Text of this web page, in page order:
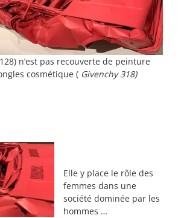
n’est pas recouverte de peinture
cosmétique ( Givenchy 318)
Elle y place le rôle des
femmes dans une
société dominée par les
hommes …